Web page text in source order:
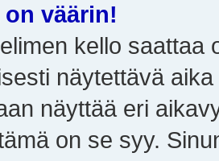
väärin!
kello saattaa
näytettävä
näyttää eri
on se syy.